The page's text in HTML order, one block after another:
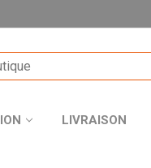
LIVRAISON